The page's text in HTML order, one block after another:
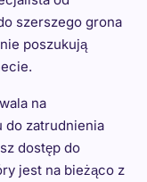
szerszego grona
poszukują
na
do zatrudnienia
dostęp do
jest na bieżąco z